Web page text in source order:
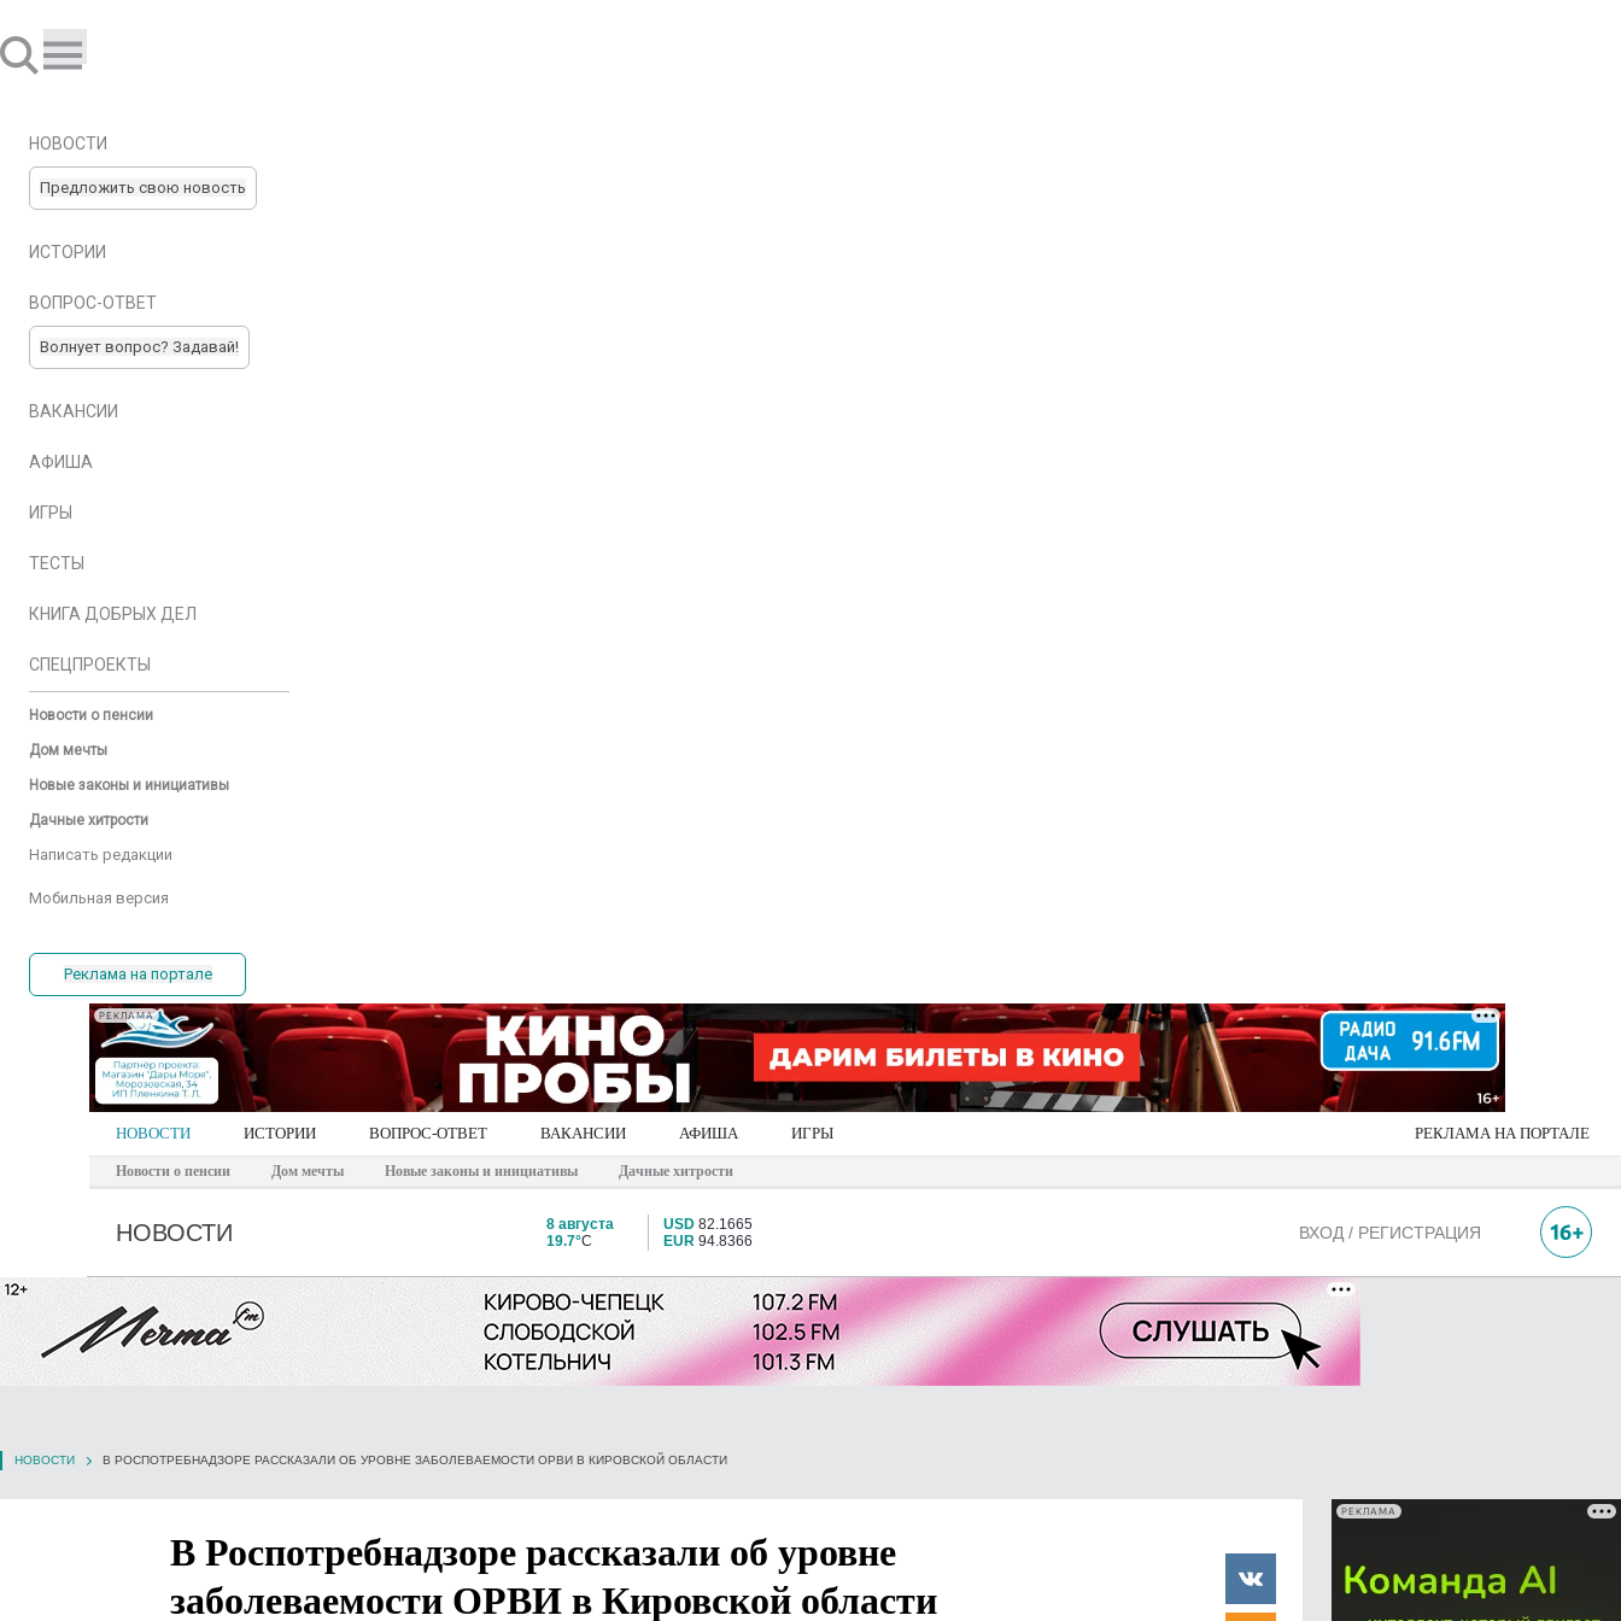
НОВОСТИ
Предложить свою новость
ИСТОРИИ
ВОПРОС-ОТВЕТ
Волнует вопрос? Задавай!
ВАКАНСИИ
АФИША
ИГРЫ
ТЕСТЫ
КНИГА ДОБРЫХ ДЕЛ
СПЕЦПРОЕКТЫ
Новости о пенсии
Дом мечты
Новые законы и инициативы
Дачные хитрости
Написать редакции
Мобильная версия
Реклама на портале
РЕКЛАМА
НОВОСТИ ИСТОРИИ ВОПРОС-ОТВЕТ ВАКАНСИИ АФИША ИГРЫ РЕКЛАМА НА ПОРТАЛЕ
Новости о пенсии Дом мечты Новые законы и инициативы Дачные хитрости
НОВОСТИ
8 августа
19.7°C
USD 82.1665
EUR 94.8366 ВХОД / РЕГИСТРАЦИЯ
НОВОСТИ В РОСПОТРЕБНАДЗОРЕ РАССКАЗАЛИ ОБ УРОВНЕ ЗАБОЛЕВАЕМОСТИ ОРВИ В КИРОВСКОЙ ОБЛАСТИ
В Роспотребнадзоре рассказали об уровне
заболеваемости ОРВИ в Кировской области
РЕКЛАМА